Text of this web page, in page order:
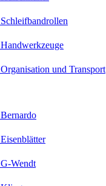
Schleifbandrollen
Handwerkzeuge
Organisation und Transport
Bernardo
Eisenblätter
G-Wendt